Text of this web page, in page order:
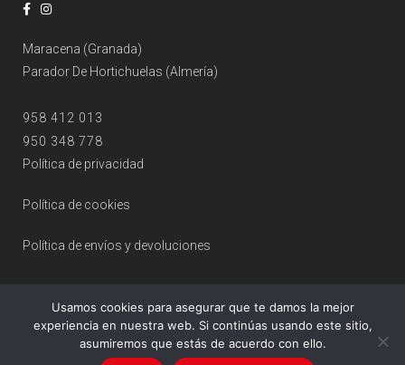
Maracena (Granada)
Parador De Hortichuelas (Almería)
958 412 013
950 348 778
Política de privacidad
Política de cookies
Política de envíos y devoluciones
© 2026 Ópticas OPTIMAS
Usamos cookies para asegurar que te damos la mejor
experiencia en nuestra web. Si continúas usando este sitio,
asumiremos que estás de acuerdo con ello.